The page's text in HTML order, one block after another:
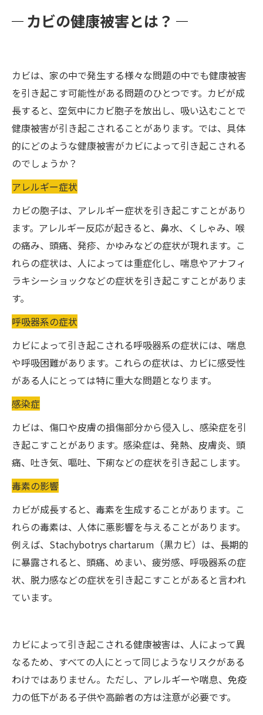
カビの健康被害とは？
カビは、家の中で発生する様々な問題の中でも健康被害
を引き起こす可能性がある問題のひとつです。カビが成
長すると、空気中にカビ胞子を放出し、吸い込むことで
健康被害が引き起こされることがあります。では、具体
的にどのような健康被害がカビによって引き起こされる
のでしょうか？
アレルギー症状
カビの胞子は、アレルギー症状を引き起こすことがあり
ます。アレルギー反応が起きると、鼻水、くしゃみ、喉
の痛み、頭痛、発疹、かゆみなどの症状が現れます。こ
れらの症状は、人によっては重症化し、喘息やアナフィ
ラキシーショックなどの症状を引き起こすことがありま
す。
呼吸器系の症状
カビによって引き起こされる呼吸器系の症状には、喘息
や呼吸困難があります。これらの症状は、カビに感受性
がある人にとっては特に重大な問題となります。
感染症
カビは、傷口や皮膚の損傷部分から侵入し、感染症を引
き起こすことがあります。感染症は、発熱、皮膚炎、頭
痛、吐き気、嘔吐、下痢などの症状を引き起こします。
毒素の影響
カビが成長すると、毒素を生成することがあります。こ
れらの毒素は、人体に悪影響を与えることがあります。
例えば、Stachybotrys chartarum（黒カビ）は、長期的
に暴露されると、頭痛、めまい、疲労感、呼吸器系の症
状、脱力感などの症状を引き起こすことがあると言われ
ています。
カビによって引き起こされる健康被害は、人によって異
なるため、すべての人にとって同じようなリスクがある
わけではありません。ただし、アレルギーや喘息、免疫
力の低下がある子供や高齢者の方は注意が必要です。